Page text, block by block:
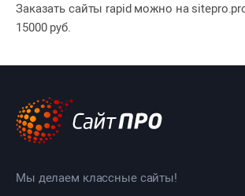
Заказать сайты rapid можно на
15000 руб.
Мы делаем классные сайты!